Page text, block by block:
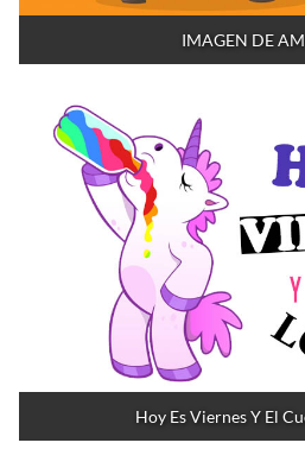
IMAGEN DE
Hoy Es Viernes Y El